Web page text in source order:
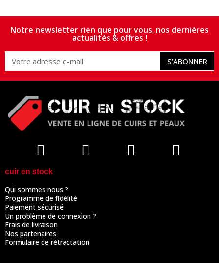
Notre newsletter rien que pour vous, nos dernières
actualités & offres !
S’ABONNER
cuir en stock
Qui sommes nous ?
Programme de fidélité
Paiement sécurisé
Un problème de connexion ?
Frais de livraison
Nos partenaires
Formulaire de rétractation